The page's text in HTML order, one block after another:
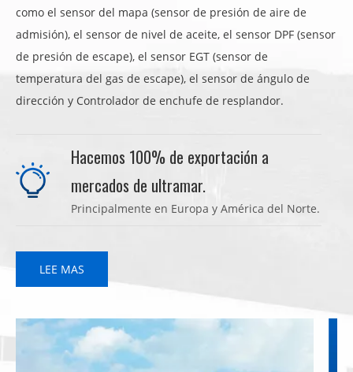
como el sensor del mapa (sensor de presión de aire de
admisión), el sensor de nivel de aceite, el sensor DPF (sensor
de presión de escape), el sensor EGT (sensor de
temperatura del gas de escape), el sensor de ángulo de
dirección y Controlador de enchufe de resplandor.
Hacemos 100% de exportación a
mercados de ultramar.
Principalmente en Europa y América del Norte.
LEE MAS